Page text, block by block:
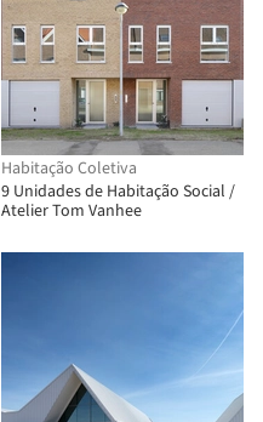
Habitação Coletiva
9 Unidades de Habitação Social /
Atelier Tom Vanhee